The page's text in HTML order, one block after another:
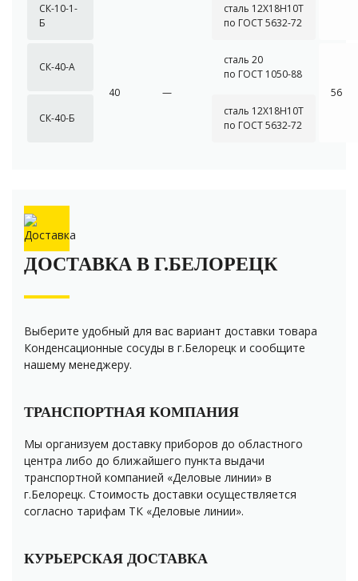
СК-10-1-
Б
сталь 12Х18Н10Т
по ГОСТ 5632-72
СК-40-А
40
—
сталь 20
по ГОСТ 1050-88
56
СК-40-Б
сталь 12Х18Н10Т
по ГОСТ 5632-72
ДОСТАВКА В Г.БЕЛОРЕЦК
Выберите удобный для вас вариант доставки товара
Конденсационные сосуды в г.Белорецк и сообщите
нашему менеджеру.
ТРАНСПОРТНАЯ КОМПАНИЯ
Мы организуем доставку приборов до областного
центра либо до ближайшего пункта выдачи
транспортной компанией «Деловые линии» в
г.Белорецк. Стоимость доставки осуществляется
согласно тарифам ТК «Деловые линии».
КУРЬЕРСКАЯ ДОСТАВКА